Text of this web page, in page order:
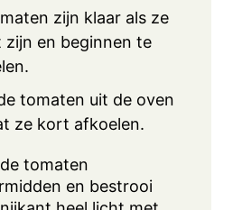
zijn klaar als ze
zijn en beginnen te
tomaten uit de oven
ze kort afkoelen.
tomaten
en bestrooi